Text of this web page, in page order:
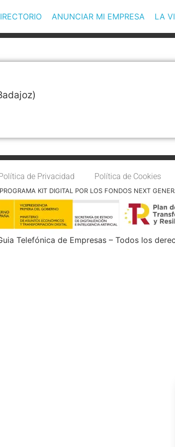
ANUNCIAR MI EMPRESA LA
de Privacidad Política de Cookies
KIT DIGITAL POR LOS FONDOS NEXT
Telefónica de Empresas – Todos los